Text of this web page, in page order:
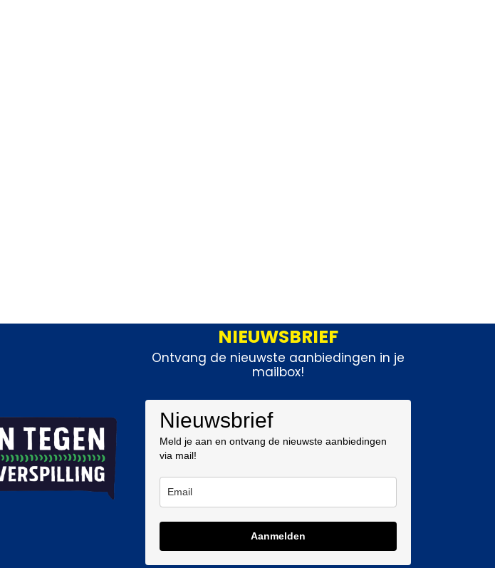
NIEUWSBRIEF
Ontvang de nieuwste aanbiedingen in je
mailbox!
Nieuwsbrief
Meld je aan en ontvang de nieuwste aanbiedingen
via mail!
Aanmelden